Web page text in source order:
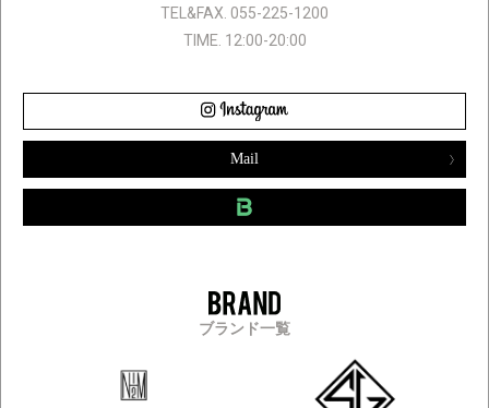
TEL&FAX. 055-225-1200
TIME. 12:00-20:00
Mail
ブランド一覧